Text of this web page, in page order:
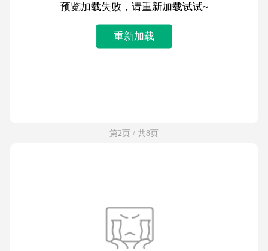
预览加载失败，请重新加载试试~
重新加载
第2页 / 共8页